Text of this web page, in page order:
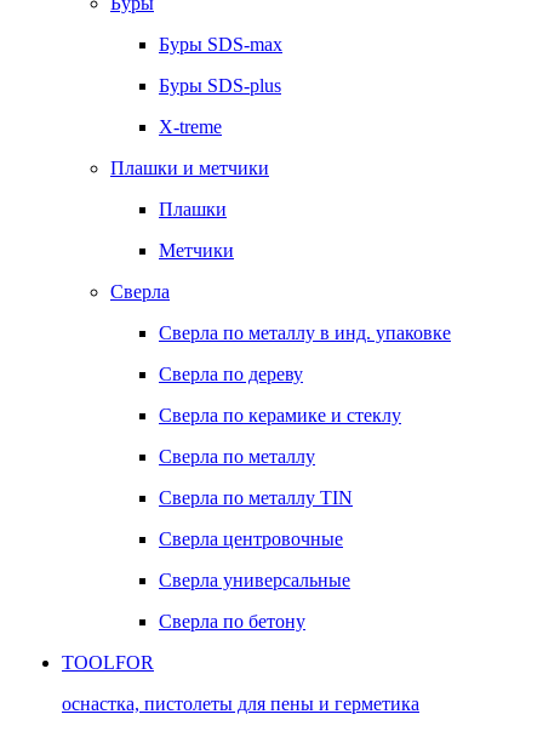
Буры SDS-max
Буры SDS-plus
X-treme
Плашки и метчики
Плашки
Метчики
Сверла
Сверла по металлу в инд. упаковке
Сверла по дереву
Сверла по керамике и стеклу
Сверла по металлу
Сверла по металлу TIN
Сверла центровочные
Сверла универсальные
Сверла по бетону
TOOLFOR
оснастка, пистолеты для пены и герметика